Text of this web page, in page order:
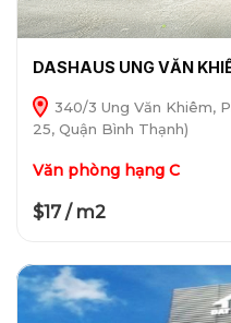
DASHAUS UNG VĂN
340/3 Ung Văn Khiêm,
25, Quận Bình Thạnh)
Văn phòng hạng C
$17 / m2